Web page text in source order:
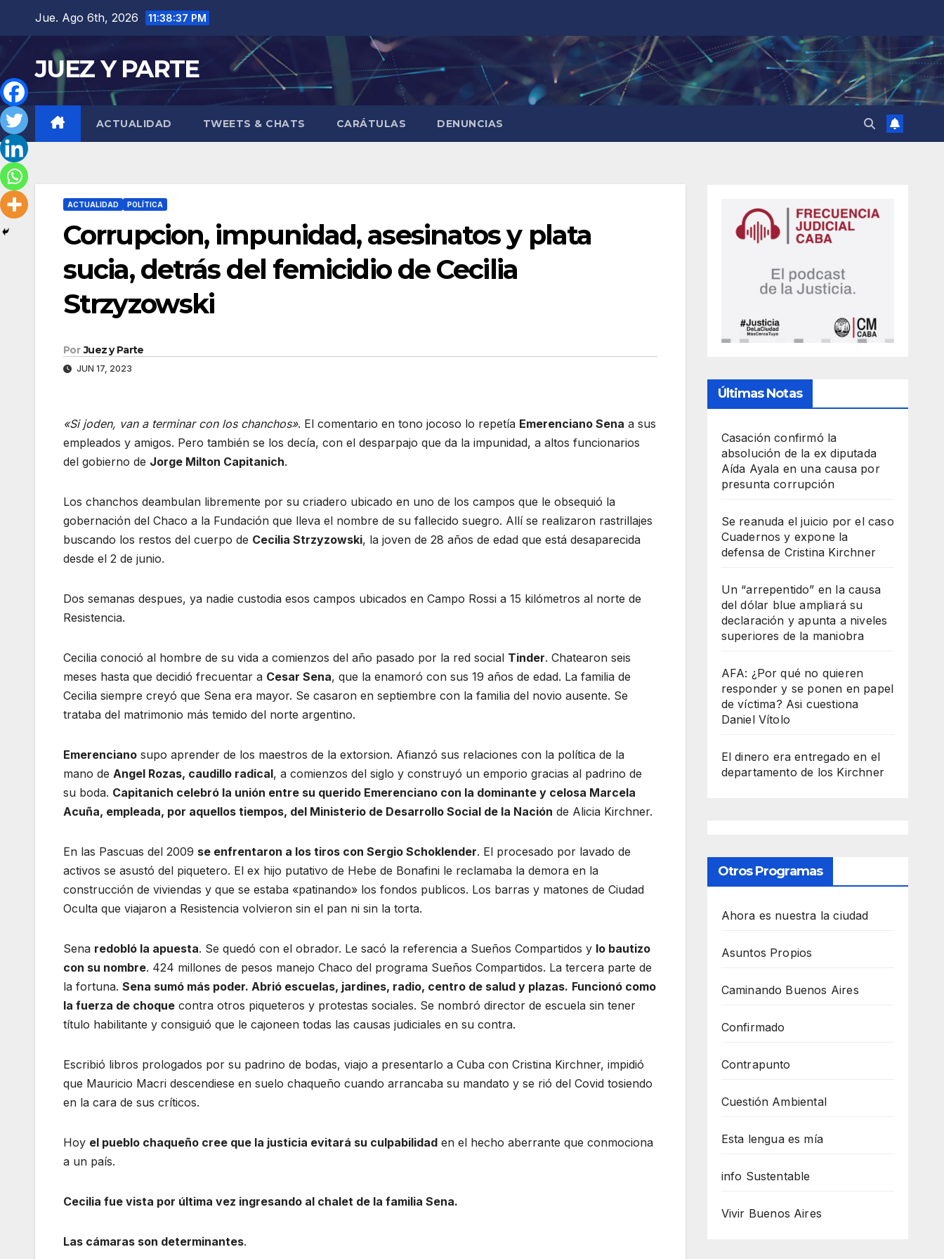
contenido
Jue. Ago 6th, 2026 11:38:38 PM
JUEZ Y PARTE
ACTUALIDAD TWEETS & CHATS CARÁTULAS DENUNCIAS
ACTUALIDAD POLÍTICA
Corrupcion, impunidad, asesinatos y plata
sucia, detrás del femicidio de Cecilia
Strzyzowski
Por Juez y Parte
JUN 17, 2023
«Si joden, van a terminar con los chanchos». El comentario en tono jocoso lo repetía Emerenciano Sena a sus
empleados y amigos. Pero también se los decía, con el desparpajo que da la impunidad, a altos funcionarios
del gobierno de Jorge Milton Capitanich.
Los chanchos deambulan libremente por su criadero ubicado en uno de los campos que le obsequió la
gobernación del Chaco a la Fundación que lleva el nombre de su fallecido suegro. Allí se realizaron rastrillajes
buscando los restos del cuerpo de Cecilia Strzyzowski, la joven de 28 años de edad que está desaparecida
desde el 2 de junio.
Dos semanas despues, ya nadie custodia esos campos ubicados en Campo Rossi a 15 kilómetros al norte de
Resistencia.
Cecilia conoció al hombre de su vida a comienzos del año pasado por la red social Tinder. Chatearon seis
meses hasta que decidió frecuentar a Cesar Sena, que la enamoró con sus 19 años de edad. La familia de
Cecilia siempre creyó que Sena era mayor. Se casaron en septiembre con la familia del novio ausente. Se
trataba del matrimonio más temido del norte argentino.
Emerenciano supo aprender de los maestros de la extorsion. Afianzó sus relaciones con la política de la
mano de Angel Rozas, caudillo radical, a comienzos del siglo y construyó un emporio gracias al padrino de
su boda. Capitanich celebró la unión entre su querido Emerenciano con la dominante y celosa Marcela
Acuña, empleada, por aquellos tiempos, del Ministerio de Desarrollo Social de la Nación de Alicia Kirchner.
En las Pascuas del 2009 se enfrentaron a los tiros con Sergio Schoklender. El procesado por lavado de
activos se asustó del piquetero. El ex hijo putativo de Hebe de Bonafini le reclamaba la demora en la
construcción de viviendas y que se estaba «patinando» los fondos publicos. Los barras y matones de Ciudad
Oculta que viajaron a Resistencia volvieron sin el pan ni sin la torta.
Sena redobló la apuesta. Se quedó con el obrador. Le sacó la referencia a Sueños Compartidos y lo bautizo
con su nombre. 424 millones de pesos manejo Chaco del programa Sueños Compartidos. La tercera parte de
la fortuna. Sena sumó más poder. Abrió escuelas, jardines, radio, centro de salud y plazas. Funcionó como
la fuerza de choque contra otros piqueteros y protestas sociales. Se nombró director de escuela sin tener
título habilitante y consiguió que le cajoneen todas las causas judiciales en su contra.
Escribió libros prologados por su padrino de bodas, viajo a presentarlo a Cuba con Cristina Kirchner, impidió
que Mauricio Macri descendiese en suelo chaqueño cuando arrancaba su mandato y se rió del Covid tosiendo
en la cara de sus críticos.
Hoy el pueblo chaqueño cree que la justicia evitará su culpabilidad en el hecho aberrante que conmociona
a un país.
Cecilia fue vista por última vez ingresando al chalet de la familia Sena.
Las cámaras son determinantes.
Últimas Notas
Casación confirmó la
absolución de la ex diputada
Aída Ayala en una causa por
presunta corrupción
Se reanuda el juicio por el caso
Cuadernos y expone la
defensa de Cristina Kirchner
Un “arrepentido” en la causa
del dólar blue ampliará su
declaración y apunta a niveles
superiores de la maniobra
AFA: ¿Por qué no quieren
responder y se ponen en papel
de víctima? Asi cuestiona
Daniel Vítolo
El dinero era entregado en el
departamento de los Kirchner
Otros Programas
Ahora es nuestra la ciudad
Asuntos Propios
Caminando Buenos Aires
Confirmado
Contrapunto
Cuestión Ambiental
Esta lengua es mía
info Sustentable
Vivir Buenos Aires